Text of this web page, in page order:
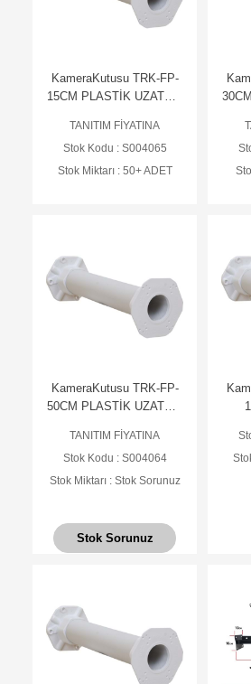
KameraKutusu TRK-FP-
15CM PLASTİK UZATMA
TANITIM FİYATINA
Stok Kodu : S004065
Stok Miktarı : 50+ ADET
KameraKutusu TRK-FP-
50CM PLASTİK UZATMA
TANITIM FİYATINA
Stok Kodu : S004064
Stok Miktarı : Stok Sorunuz
Stok Sorunuz